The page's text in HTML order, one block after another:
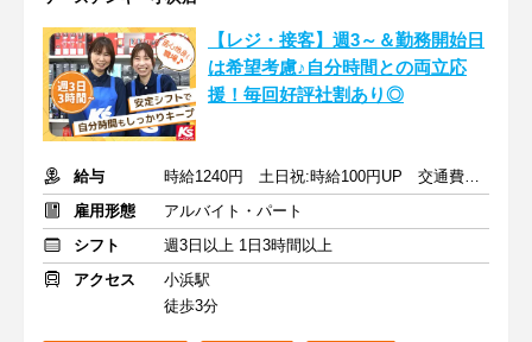
【レジ・接客】週3～＆勤務開始日
は希望考慮♪自分時間との両立応
援！毎回好評社割あり◎
給与
時給1240円 土日祝:時給100円UP 交通費支給
雇用形態
アルバイト・パート
シフト
週3日以上 1日3時間以上
アクセス
小浜駅
徒歩3分